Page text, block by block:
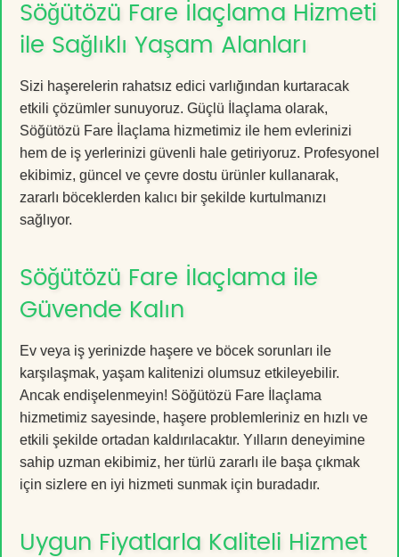
Söğütözü Fare İlaçlama Hizmeti
ile Sağlıklı Yaşam Alanları
Sizi haşerelerin rahatsız edici varlığından kurtaracak
etkili çözümler sunuyoruz. Güçlü İlaçlama olarak,
Söğütözü Fare İlaçlama hizmetimiz ile hem evlerinizi
hem de iş yerlerinizi güvenli hale getiriyoruz. Profesyonel
ekibimiz, güncel ve çevre dostu ürünler kullanarak,
zararlı böceklerden kalıcı bir şekilde kurtulmanızı
sağlıyor.
Söğütözü Fare İlaçlama ile
Güvende Kalın
Ev veya iş yerinizde haşere ve böcek sorunları ile
karşılaşmak, yaşam kalitenizi olumsuz etkileyebilir.
Ancak endişelenmeyin! Söğütözü Fare İlaçlama
hizmetimiz sayesinde, haşere problemleriniz en hızlı ve
etkili şekilde ortadan kaldırılacaktır. Yılların deneyimine
sahip uzman ekibimiz, her türlü zararlı ile başa çıkmak
için sizlere en iyi hizmeti sunmak için buradadır.
Uygun Fiyatlarla Kaliteli Hizmet